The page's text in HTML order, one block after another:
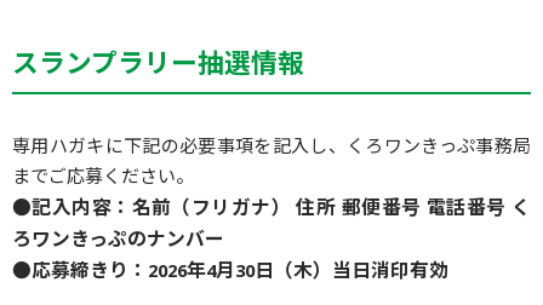
スランプラリー抽選情報
専用ハガキに下記の必要事項を記入し、くろワンきっぷ事務局
までご応募ください。
●記入内容：名前（フリガナ） 住所 郵便番号 電話番号 く
ろワンきっぷのナンバー
●応募締きり：2026年4月30日（木）当日消印有効